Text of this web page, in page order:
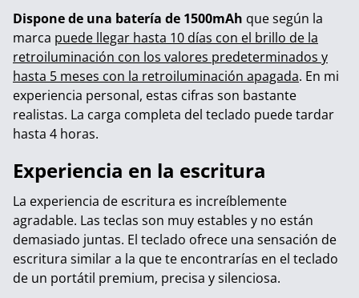
Dispone de una batería de 1500mAh que según la
marca puede llegar hasta 10 días con el brillo de la
retroiluminación con los valores predeterminados y
hasta 5 meses con la retroiluminación apagada. En mi
experiencia personal, estas cifras son bastante
realistas. La carga completa del teclado puede tardar
hasta 4 horas.
Experiencia en la escritura
La experiencia de escritura es increíblemente
agradable. Las teclas son muy estables y no están
demasiado juntas. El teclado ofrece una sensación de
escritura similar a la que te encontrarías en el teclado
de un portátil premium, precisa y silenciosa.